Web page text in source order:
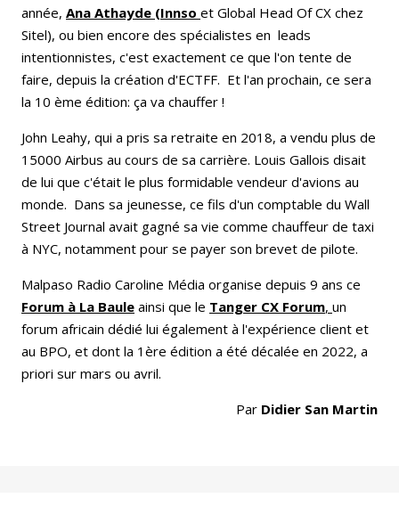
année, Ana Athayde (Innso et Global Head Of CX chez
Sitel), ou bien encore des spécialistes en leads
intentionnistes, c'est exactement ce que l'on tente de
faire, depuis la création d'ECTFF. Et l'an prochain, ce sera
la 10 ème édition: ça va chauffer !
John Leahy, qui a pris sa retraite en 2018, a vendu plus de
15000 Airbus au cours de sa carrière. Louis Gallois disait
de lui que c'était le plus formidable vendeur d'avions au
monde. Dans sa jeunesse, ce fils d'un comptable du Wall
Street Journal avait gagné sa vie comme chauffeur de taxi
à NYC, notamment pour se payer son brevet de pilote.
Malpaso Radio Caroline Média organise depuis 9 ans ce
Forum à La Baule ainsi que le Tanger CX Forum, un
forum africain dédié lui également à l'expérience client et
au BPO, et dont la 1ère édition a été décalée en 2022, a
priori sur mars ou avril.
Par Didier San Martin